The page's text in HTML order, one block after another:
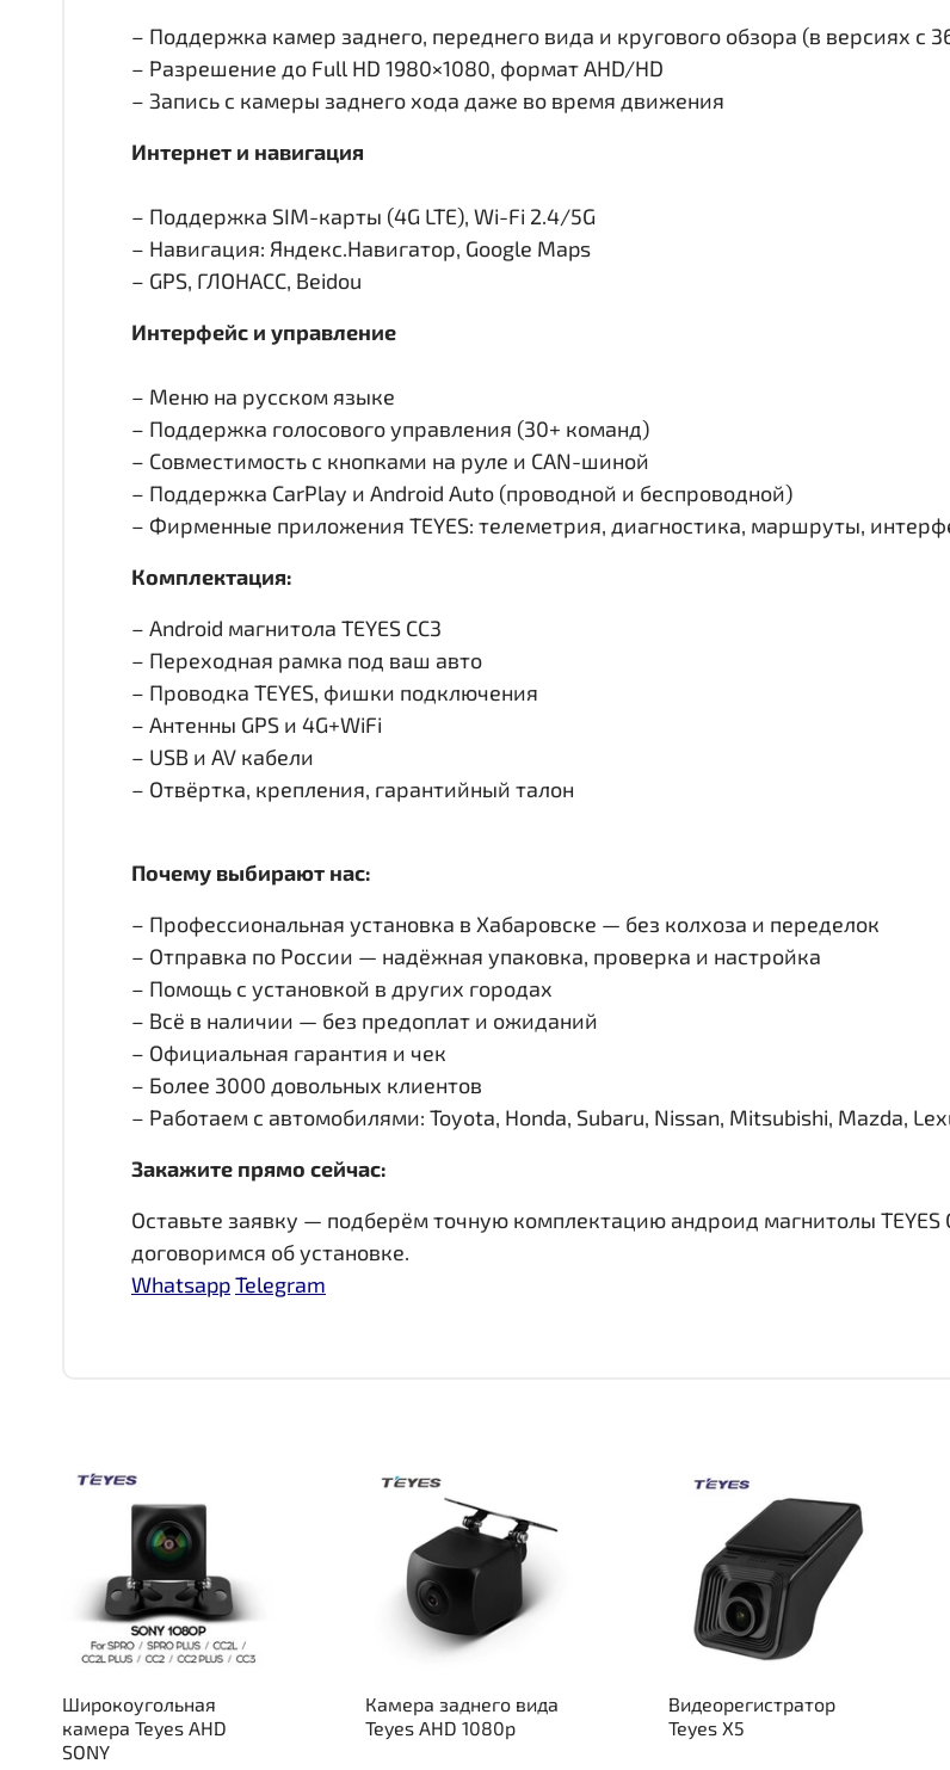
– Поддержка камер заднего, переднего вида и кругового обзора (в версиях с
– Разрешение до Full HD 1980×1080, формат AHD/HD
– Запись с камеры заднего хода даже во время движения
Интернет и навигация
– Поддержка SIM-карты (4G LTE), Wi-Fi 2.4/5G
– Навигация: Яндекс.Навигатор, Google Maps
– GPS, ГЛОНАСС, Beidou
Интерфейс и управление
– Меню на русском языке
– Поддержка голосового управления (30+ команд)
– Совместимость с кнопками на руле и CAN-шиной
– Поддержка CarPlay и Android Auto (проводной и беспроводной)
– Фирменные приложения TEYES: телеметрия, диагностика, маршруты,
Комплектация:
– Android магнитола TEYES CC3
– Переходная рамка под ваш авто
– Проводка TEYES, фишки подключения
– Антенны GPS и 4G+WiFi
– USB и AV кабели
– Отвёртка, крепления, гарантийный талон
Почему выбирают нас:
– Профессиональная установка в Хабаровске — без колхоза и переделок
– Отправка по России — надёжная упаковка, проверка и настройка
– Помощь с установкой в других городах
– Всё в наличии — без предоплат и ожиданий
– Официальная гарантия и чек
– Более 3000 довольных клиентов
– Работаем с автомобилями: Toyota, Honda, Subaru, Nissan, Mitsubishi, Mazda,
Закажите прямо сейчас:
Оставьте заявку — подберём точную комплектацию андроид магнитолы
договоримся об установке.
WhatsappTelegram
Широкоугольная
камера Teyes AHD
SONY
Камера заднего вида
Teyes AHD 1080p
Видеорегистратор
Teyes X5